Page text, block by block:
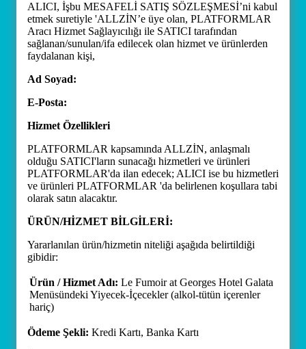
ALICI, İşbu MESAFELİ SATIŞ SÖZLEŞMESİ’ni kabul
etmek suretiyle 'ALLZİN’e üye olan, PLATFORMLAR
Aracı Hizmet Sağlayıcılığı ile SATICI tarafından
sağlanan/sunulan/ifa edilecek olan hizmet ve ürünlerden
faydalanan kişi,
Ad Soyad:
E-Posta:
Hizmet Özellikleri
PLATFORMLAR kapsamında ALLZİN, anlaşmalı
olduğu SATICI'ların sunacağı hizmetleri ve ürünleri
PLATFORMLAR'da ilan edecek; ALICI ise bu hizmetleri
ve ürünleri PLATFORMLAR 'da belirlenen koşullara tabi
olarak satın alacaktır.
ÜRÜN/HİZMET BİLGİLERİ:
Yararlanılan ürün/hizmetin niteliği aşağıda belirtildiği
gibidir:
Ürün / Hizmet Adı: Le Fumoir at Georges Hotel Galata
Menüsündeki Yiyecek-İçecekler (alkol-tütün içerenler
hariç)
Ödeme Şekli: Kredi Kartı, Banka Kartı